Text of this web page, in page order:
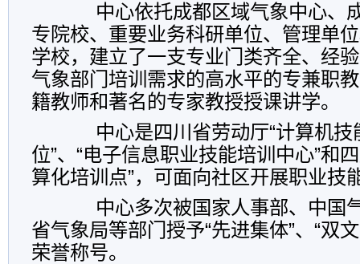
中心依托成都区域气象中心、
专院校、重要业务科研单位、管理单
学校，建立了一支专业门类齐全、经
气象部门培训需求的高水平的专兼职
籍教师和著名的专家教授授课讲学。
中心是四川省劳动厅“计算机技
位”、“电子信息职业技能培训中心”和
算化培训点”，可面向社区开展职业技
中心多次被国家人事部、中国
省气象局等部门授予“先进集体”、“双
荣誉称号。